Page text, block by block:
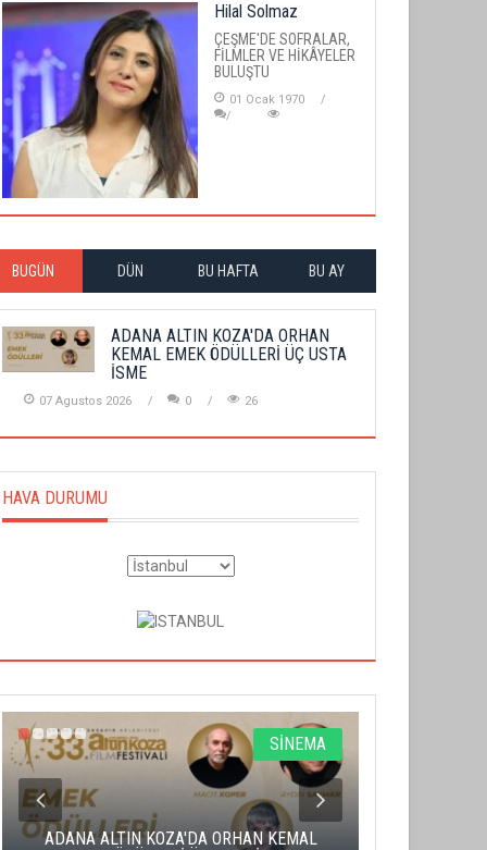
Hilal Solmaz
ÇEŞME'DE SOFRALAR,
FİLMLER VE HİKÂYELER
BULUŞTU
01 Ocak 1970
BUGÜN DÜN BU HAFTA BU AY
ADANA ALTIN KOZA'DA ORHAN
KEMAL EMEK ÖDÜLLERİ ÜÇ USTA
İSME
07 Agustos 2026 0 26
HAVA DURUMU
SİNEMA
ADANA ALTIN KOZA'DA ORHAN KEMAL